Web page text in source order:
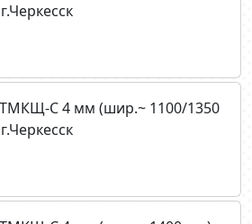
ТМКЩ-C 4 мм (шир.~ 1100/1350